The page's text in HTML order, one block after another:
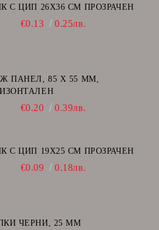
С ЦИП 26X36 CM ПРОЗРАЧЕН
€0.13 0.25лв.
ПАНЕЛ, 85 Х 55 ММ,
€0.20 0.39лв.
С ЦИП 19X25 CM ПРОЗРАЧЕН
€0.09 0.18лв.
ЧЕРНИ, 25 ММ